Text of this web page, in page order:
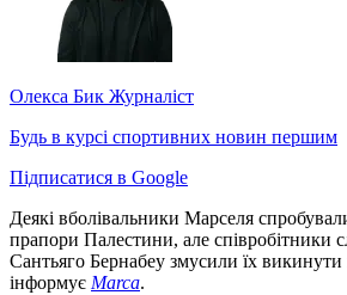
Олекса Бик Журналіст
Будь в курсі спортивних новин першим
Підписатися в Google
Деякі вболівальники Марселя
прапори Палестини, але співробітники
Сантьяго Бернабеу змусили їх
інформує Marca.